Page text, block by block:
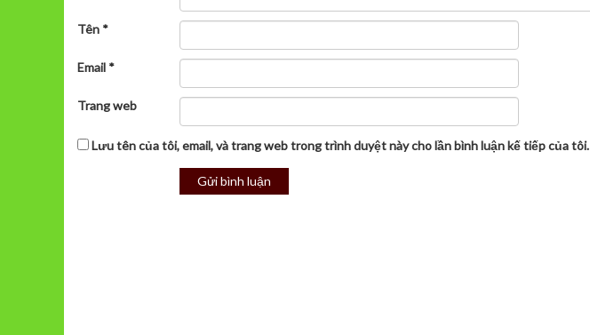
Tên *
Email *
Trang web
Lưu tên của tôi, email, và trang web trong trình duyệt này cho lần bình luận kế tiếp của tôi.